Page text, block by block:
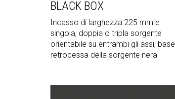
BLACK BOX
Incasso di larghezza 225 mm e
singola, doppia o tripla sorgente
orientabile su entrambi gli assi, base
retrocessa della sorgente nera